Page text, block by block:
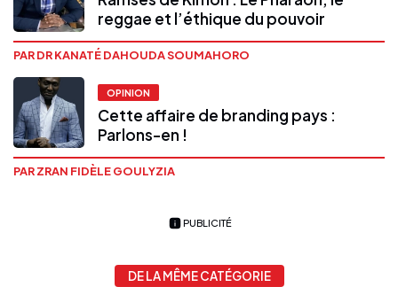
reggae et l’éthique du pouvoir
PAR DR KANATÉ DAHOUDA SOUMAHORO
OPINION
Cette affaire de branding pays :
Parlons-en !
PAR ZRAN FIDÈLE GOULYZIA
PUBLICITÉ
DE LA MÊME CATÉGORIE